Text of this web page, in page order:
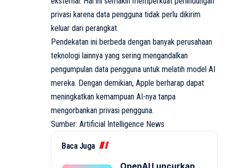
privasi karena data pengguna tidak perlu dikirim
keluar dari perangkat.
Pendekatan ini berbeda dengan banyak perusahaan
teknologi lainnya yang sering mengandalkan
pengumpulan data pengguna untuk melatih model AI
mereka. Dengan demikian, Apple berharap dapat
meningkatkan kemampuan AI-nya tanpa
mengorbankan privasi pengguna.
Sumber: Artificial Intelligence News
Baca Juga
OpenAI Luncurkan